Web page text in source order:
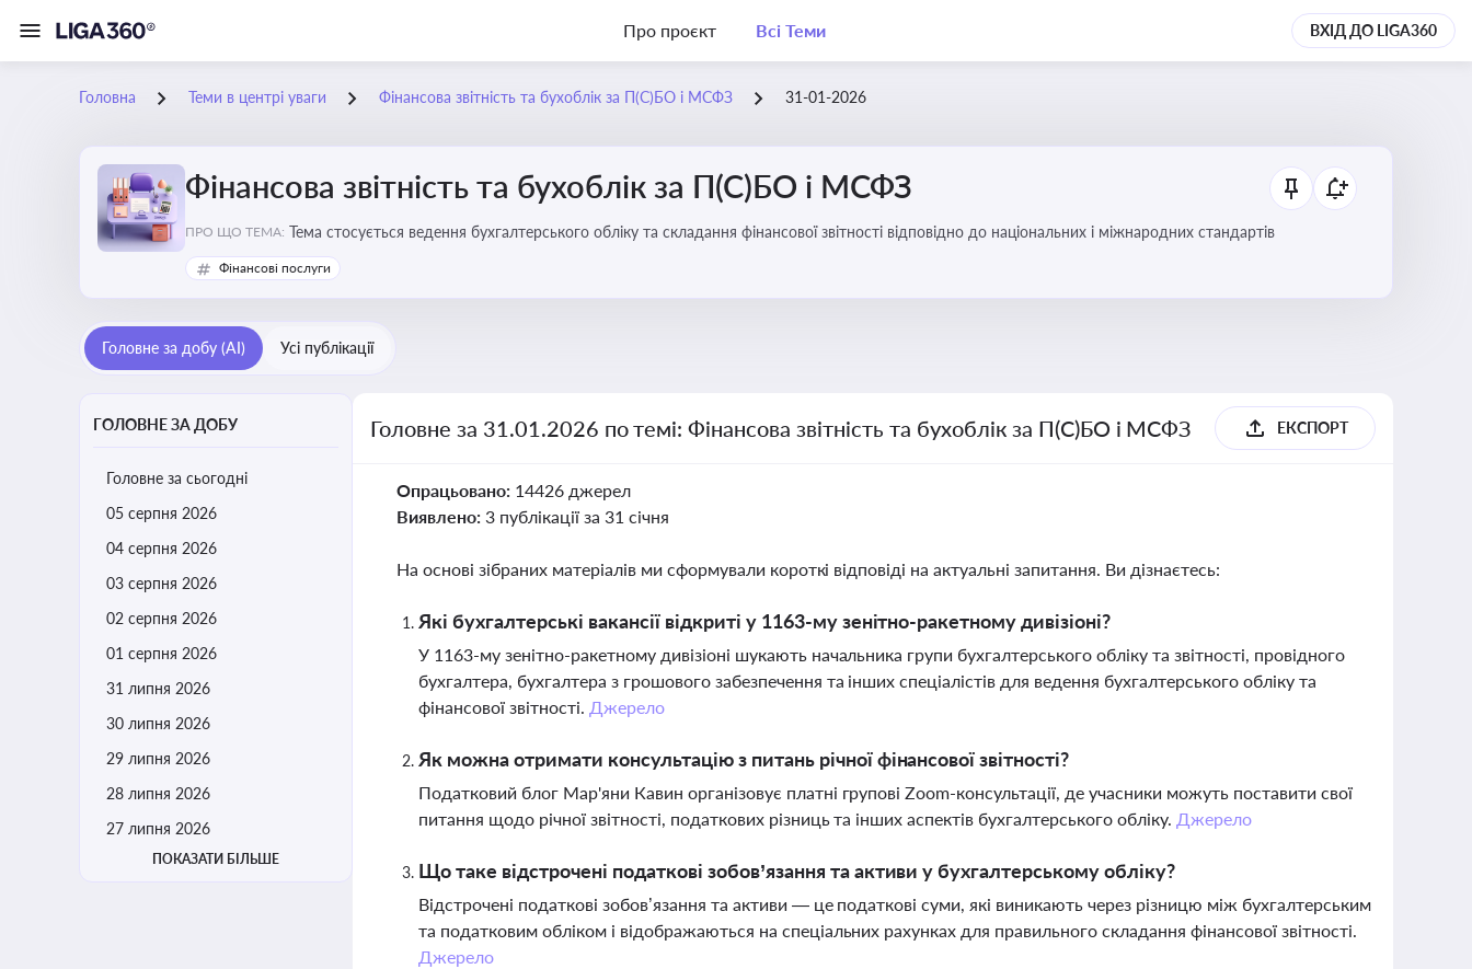
Про проєкт Всі Теми ВХІД ДО LIGA360
Головна Теми в центрі уваги Фінансова звітність та бухоблік за П(С)БО і МСФЗ 31-01-2026
Фінансова звітність та бухоблік за П(С)БО і МСФЗ
ПРО ЩО ТЕМА: Тема стосується ведення бухгалтерського обліку та складання фінансової звітності відповідно до національних і міжнародних стандартів
Фінансові послуги
Головне за добу (AI) Усі публікації
ГОЛОВНЕ ЗА ДОБУ
Головне за сьогодні
05 серпня 2026
04 серпня 2026
03 серпня 2026
02 серпня 2026
01 серпня 2026
31 липня 2026
30 липня 2026
29 липня 2026
28 липня 2026
27 липня 2026
ПОКАЗАТИ БІЛЬШЕ
Головне за 31.01.2026 по темі: Фінансова звітність та бухоблік за П(С)БО і МСФЗ ЕКСПОРТ
Опрацьовано: 14426 джерел
Виявлено: 3 публікації за 31 січня
На основі зібраних матеріалів ми сформували короткі відповіді на актуальні запитання. Ви дізнаєтесь:
Які бухгалтерські вакансії відкриті у 1163-му зенітно-ракетному дивізіоні?
У 1163-му зенітно-ракетному дивізіоні шукають начальника групи бухгалтерського обліку та звітності, провідного
бухгалтера, бухгалтера з грошового забезпечення та інших спеціалістів для ведення бухгалтерського обліку та
фінансової звітності. Джерело
Як можна отримати консультацію з питань річної фінансової звітності?
Податковий блог Мар'яни Кавин організовує платні групові Zoom-консультації, де учасники можуть поставити свої
питання щодо річної звітності, податкових різниць та інших аспектів бухгалтерського обліку. Джерело
Що таке відстрочені податкові зобов’язання та активи у бухгалтерському обліку?
Відстрочені податкові зобов’язання та активи — це податкові суми, які виникають через різницю між бухгалтерським
та податковим обліком і відображаються на спеціальних рахунках для правильного складання фінансової звітності.
Джерело